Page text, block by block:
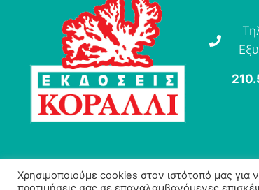
© 2026 Εκδόσεις Κοράλλι | Powered by
Χρησιμοποιούμε cookies στον ιστότοπό μας για